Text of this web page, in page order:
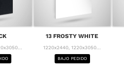
13 FROSTY WHITE
1220x2440, 1220x3050...
BAJO PEDIDO